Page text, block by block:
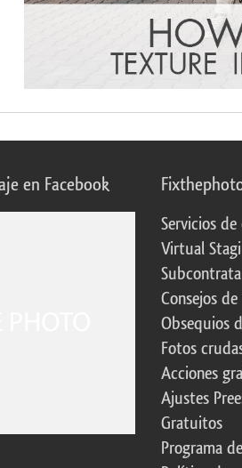
en Facebook
Servicios
Virtual
Consejos
Obsequios
Fotos
Acciones
Ajustes
Gratuitos
Programa